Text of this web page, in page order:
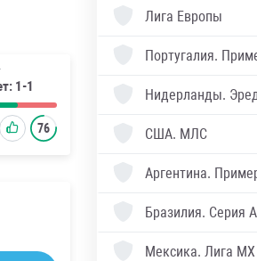
1-1
76
Лига Европы
Португалия.
Нидерланды.
США. МЛС
Аргентина.
Бразилия. Серия А
Мексика. Лига MX